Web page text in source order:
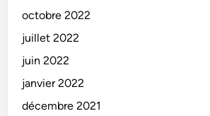
octobre 2022
juillet 2022
juin 2022
janvier 2022
décembre 2021